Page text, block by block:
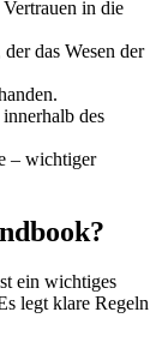
in die
das Wesen der
des
– wichtiger
ein wichtiges
legt klare Regeln